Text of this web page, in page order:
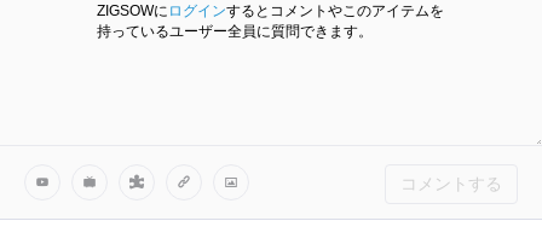
ZIGSOWに ログインするとコメントやこのアイテムを
持っているユーザー全員に質問できます。
コメントする